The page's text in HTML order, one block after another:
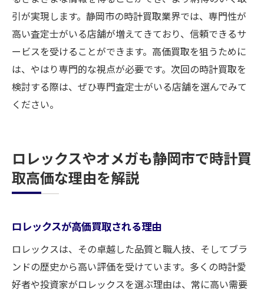
引が実現します。静岡市の時計買取業界では、専門性が
高い査定士がいる店舗が増えてきており、信頼できるサ
ービスを受けることができます。高価買取を狙うために
は、やはり専門的な視点が必要です。次回の時計買取を
検討する際は、ぜひ専門査定士がいる店舗を選んでみて
ください。
ロレックスやオメガも静岡市で時計買
取高価な理由を解説
ロレックスが高価買取される理由
ロレックスは、その卓越した品質と職人技、そしてブラ
ンドの歴史から高い評価を受けています。多くの時計愛
好者や投資家がロレックスを選ぶ理由は、常に高い需要